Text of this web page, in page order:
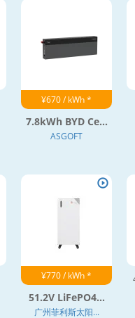
¥670 / kWh *
7.8kWh BYD Ce...
ASGOFT
¥770 / kWh *
51.2V LiFePO4...
广州菲利斯太阳...